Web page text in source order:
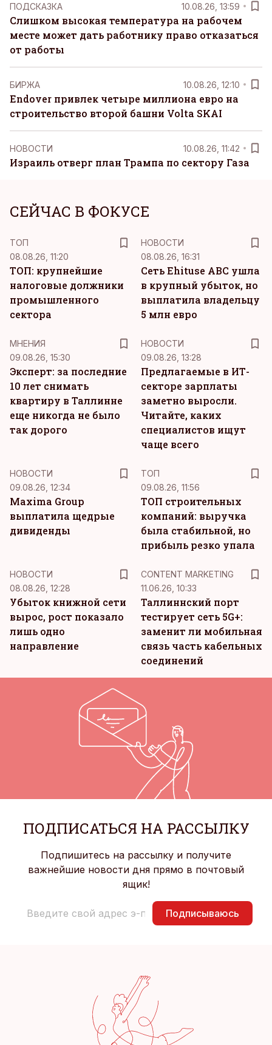
ПОДСКАЗКА 10.08.26, 13:59
Слишком высокая температура на рабочем
месте может дать работнику право отказаться
от работы
БИРЖА 10.08.26, 12:10
Endover привлек четыре миллиона евро на
строительство второй башни Volta SKAI
НОВОСТИ 10.08.26, 11:42
Израиль отверг план Трампа по сектору Газа
СЕЙЧАС В ФОКУСЕ
ТОП
08.08.26, 11:20
ТОП: крупнейшие
налоговые должники
промышленного
сектора
НОВОСТИ
08.08.26, 16:31
Сеть Ehituse ABC ушла
в крупный убыток, но
выплатила владельцу
5 млн евро
MНЕНИЯ
09.08.26, 15:30
Эксперт: за последние
10 лет снимать
квартиру в Таллинне
еще никогда не было
так дорого
НОВОСТИ
09.08.26, 13:28
Предлагаемые в ИТ-
секторе зарплаты
заметно выросли.
Читайте, каких
специалистов ищут
чаще всего
НОВОСТИ
09.08.26, 12:34
Maxima Group
выплатила щедрые
дивиденды
ТОП
09.08.26, 11:56
ТОП строительных
компаний: выручка
была стабильной, но
прибыль резко упала
НОВОСТИ
08.08.26, 12:28
Убыток книжной сети
вырос, рост показало
лишь одно
направление
CONTENT MARKETING
11.06.26, 10:33
Таллиннский порт
тестирует сеть 5G+:
заменит ли мобильная
связь часть кабельных
соединений
ПОДПИСАТЬСЯ НА РАССЫЛКУ
Подпишитесь на рассылку и получите
важнейшие новости дня прямо в почтовый
ящик!
Подписываюсь